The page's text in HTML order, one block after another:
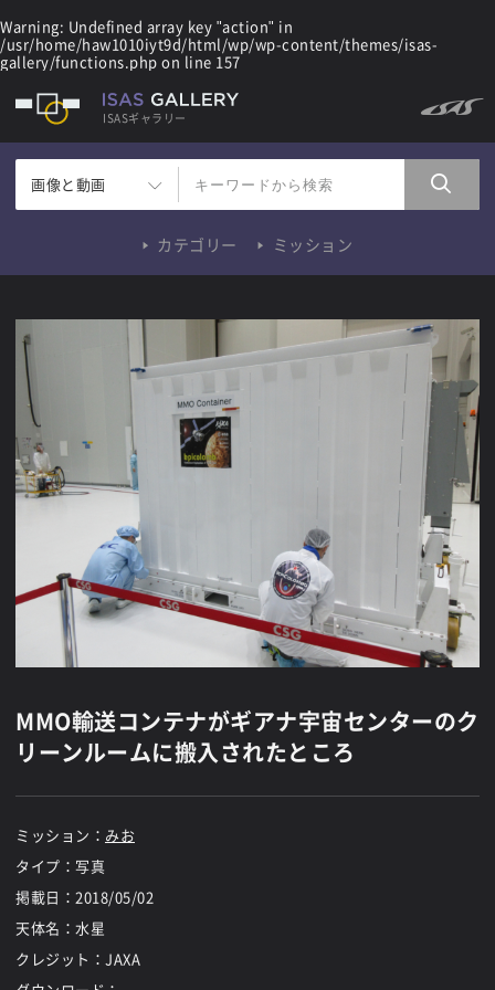
Warning: Undefined array key "action" in
/usr/home/haw1010iyt9d/html/wp/wp-content/themes/isas-
gallery/functions.php on line 157
ISASギャラリー
画像と動画
カテゴリー ミッション
MMO輸送コンテナがギアナ宇宙センターのク
リーンルームに搬入されたところ
ミッション： みお
タイプ：写真
掲載日： 2018/05/02
天体名：水星
クレジット：JAXA